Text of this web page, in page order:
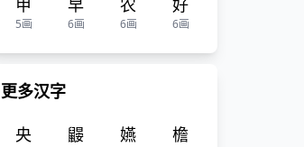
甲
5画
早
6画
农
6画
好
6画
更多汉字
央
鼹 嬿 檐